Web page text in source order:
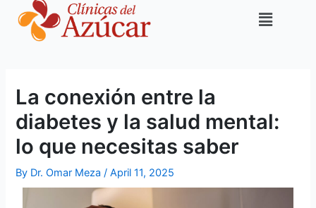
Menu
La conexión entre la
diabetes y la salud mental:
lo que necesitas saber
By Dr. Omar Meza/April 11, 2025